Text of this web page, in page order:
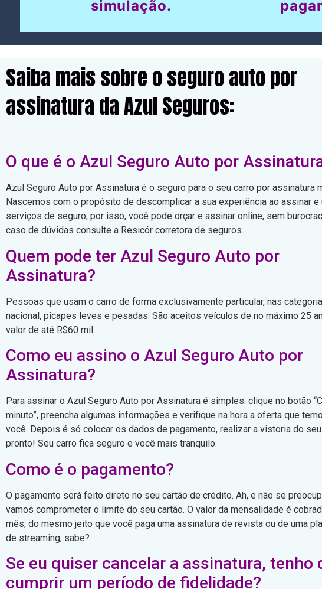
simulação.
Saiba mais sobre o seguro auto por
assinatura da Azul Seguros:
O que é o Azul Seguro Auto por
Azul Seguro Auto por Assinatura é o seguro para o seu carro por assinatura
Nascemos com o propósito de descomplicar a sua experiência ao assinar e
serviços de seguro, por isso, você pode orçar e assinar online, sem
caso de dúvidas consulte a Resicór corretora de seguros.
Quem pode ter Azul Seguro Auto por
Assinatura?
Pessoas que usam o carro de forma exclusivamente particular, nas
nacional, picapes leves e pesadas. São aceitos veículos de no máximo 25
valor de até R$60 mil.
Como eu assino o Azul Seguro Auto por
Assinatura?
Para assinar o Azul Seguro Auto por Assinatura é simples: clique no botão
minuto”, preencha algumas informações e verifique na hora a oferta que
você. Depois é só colocar os dados de pagamento, realizar a vistoria do
pronto! Seu carro fica seguro e você mais tranquilo.
Como é o pagamento?
O pagamento será feito direto no seu cartão de crédito. Ah, e não se
vamos comprometer o limite do seu cartão. O valor da mensalidade é
mês, do mesmo jeito que você paga uma assinatura de revista ou de uma
de streaming, sabe?
Se eu quiser cancelar a assinatura, tenho
cumprir um período de fidelidade?